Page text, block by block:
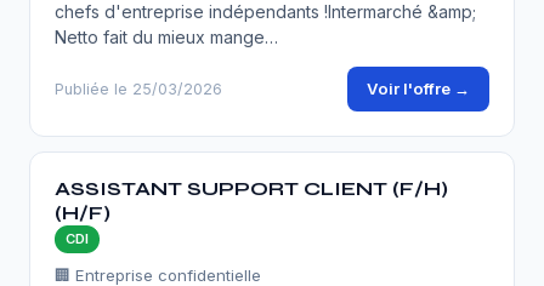
chefs d'entreprise indépendants !Intermarché &amp;
Netto fait du mieux mange…
Publiée le 25/03/2026 Voir l'offre →
ASSISTANT SUPPORT CLIENT (F/H)
(H/F)
CDI
🏢 Entreprise confidentielle